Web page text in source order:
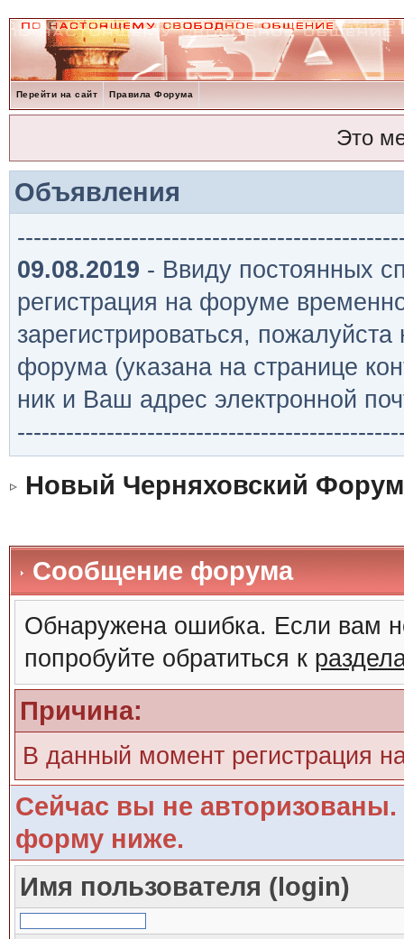
Перейти на сайт Правила Форума
Это
Объявления
09.08.2019 - Ввиду постоянных
регистрация на форуме
зарегистрироваться,
форума (указана на странице
ник и Ваш адрес электронной
Новый Черняховский Форум
Сообщение форума
Обнаружена ошибка. Если вам
попробуйте обратиться к
Причина:
В данный момент регистрация
Сейчас вы не авторизованы.
форму ниже.
Имя пользователя (login)